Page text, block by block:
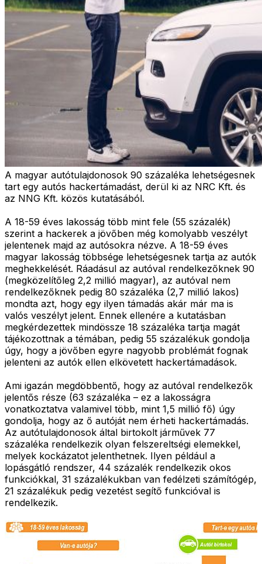
A magyar autótulajdonosok 90 százaléka lehetségesnek
tart egy autós hackertámadást, derül ki az NRC Kft. és
az NNG Kft. közös kutatásából.
A 18-59 éves lakosság több mint fele (55 százalék)
szerint a hackerek a jövőben még komolyabb veszélyt
jelentenek majd az autósokra nézve. A 18-59 éves
magyar lakosság többsége lehetségesnek tartja az autók
meghekkelését. Ráadásul az autóval rendelkezőknek 90
(megközelítőleg 2,2 millió magyar), az autóval nem
rendelkezőknek pedig 80 százaléka (2,7 millió lakos)
mondta azt, hogy egy ilyen támadás akár már ma is
valós veszélyt jelent. Ennek ellenére a kutatásban
megkérdezettek mindössze 18 százaléka tartja magát
tájékozottnak a témában, pedig 55 százalékuk gondolja
úgy, hogy a jövőben egyre nagyobb problémát fognak
jelenteni az autók ellen elkövetett hackertámadások.
Ami igazán megdöbbentő, hogy az autóval rendelkezők
jelentős része (63 százaléka – ez a lakosságra
vonatkoztatva valamivel több, mint 1,5 millió fő) úgy
gondolja, hogy az ő autóját nem érheti hackertámadás.
Az autótulajdonosok által birtokolt járművek 77
százaléka rendelkezik olyan felszereltségi elemekkel,
melyek kockázatot jelenthetnek. Ilyen például a
lopásgátló rendszer, 44 százalék rendelkezik okos
funkciókkal, 31 százalékukban van fedélzeti számítógép,
21 százalékuk pedig vezetést segítő funkcióval is
rendelkezik.